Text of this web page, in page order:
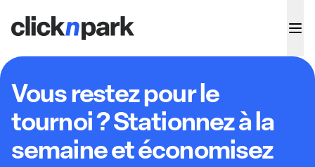
Vous restez pour le
tournoi ? Stationnez à la
semaine et économisez